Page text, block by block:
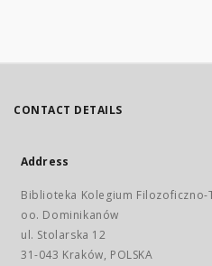
CONTACT DETAILS
Address
Biblioteka Kolegium Filozoficzno-
oo. Dominikanów
ul. Stolarska 12
31-043 Kraków, POLSKA